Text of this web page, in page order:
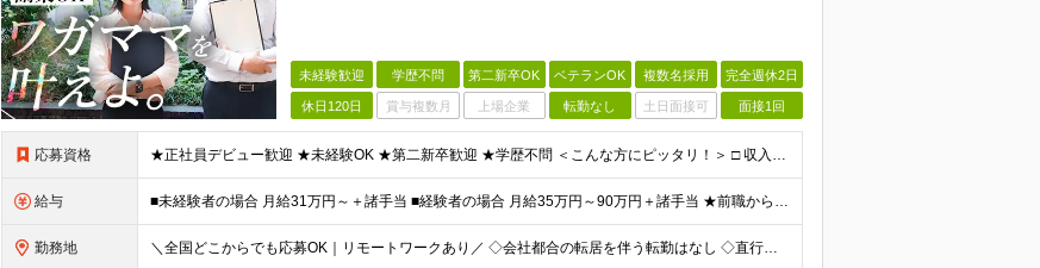
未経験歓迎 学歴不問 第二新卒OK ベテランOK 複数名採用 完全週休2日
休日120日 賞与複数月 上場企業 転勤なし 土日面接可 面接1回
応募資格 ★正社員デビュー歓迎 ★未経験OK ★第二新卒歓迎 ★学歴不問 ＜こんな方にピッタリ！＞ □ 収入も、お休みも、絶対に妥協したくない！ □ ゆとりのある生活を楽しみながら、将来ずっと役立つスキル
給与 ■未経験者の場合 月給31万円～＋諸手当 ■経験者の場合 月給35万円～90万円＋諸手当 ★前職から年収120万円UPの実績あり ★初年度年収500万円～も可能！ ※首都圏以外の未経験の方は【月
勤務地 ＼全国どこからでも応募OK｜リモートワークあり／ ◇会社都合の転居を伴う転勤はなし ◇直行直帰OK！ ご自宅から通いやすいエリアや希望するエリアの プロジェクトをご担当いただきます！ 「自宅から通え